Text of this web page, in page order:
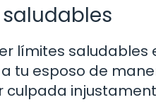
límites
tu esposo de